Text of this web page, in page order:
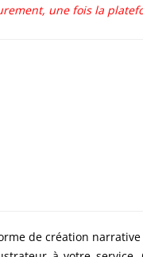
une fois la
de création